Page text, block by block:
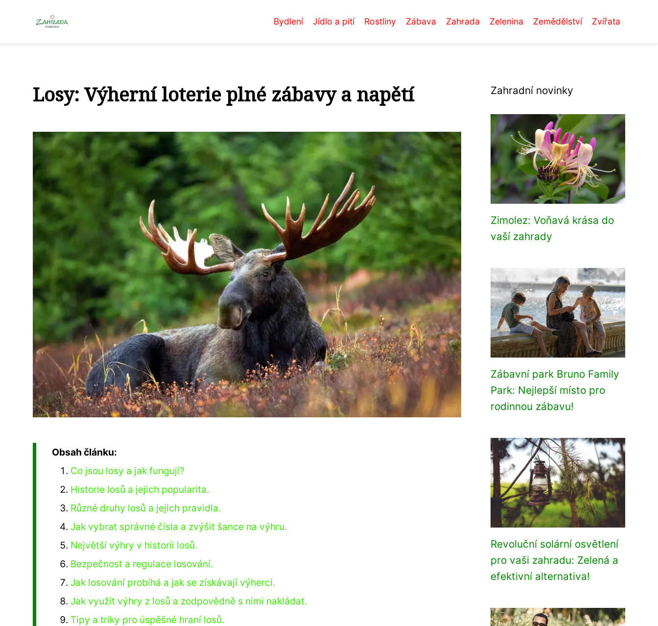
Bydlení Jídlo a pití Rostliny Zábava Zahrada Zelenina Zemědělství Zvířata
Losy: Výherní loterie plné zábavy a napětí
Obsah článku:
Co jsou losy a jak fungují?
Historie losů a jejich popularita.
Různé druhy losů a jejich pravidla.
Jak vybrat správné čísla a zvýšit šance na výhru.
Největší výhry v historii losů.
Bezpečnost a regulace losování.
Jak losování probíhá a jak se získávají výherci.
Jak využít výhry z losů a zodpovědně s nimi nakládat.
Tipy a triky pro úspěšné hraní losů.
Zahradní novinky
Zimolez: Voňavá krása do
vaší zahrady
Zábavní park Bruno Family
Park: Nejlepší místo pro
rodinnou zábavu!
Revoluční solární osvětlení
pro vaši zahradu: Zelená a
efektivní alternativa!